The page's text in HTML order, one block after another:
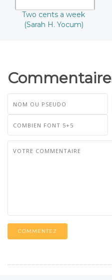
Two cents a week
(Sarah H. Yocum)
COMMENTEZ